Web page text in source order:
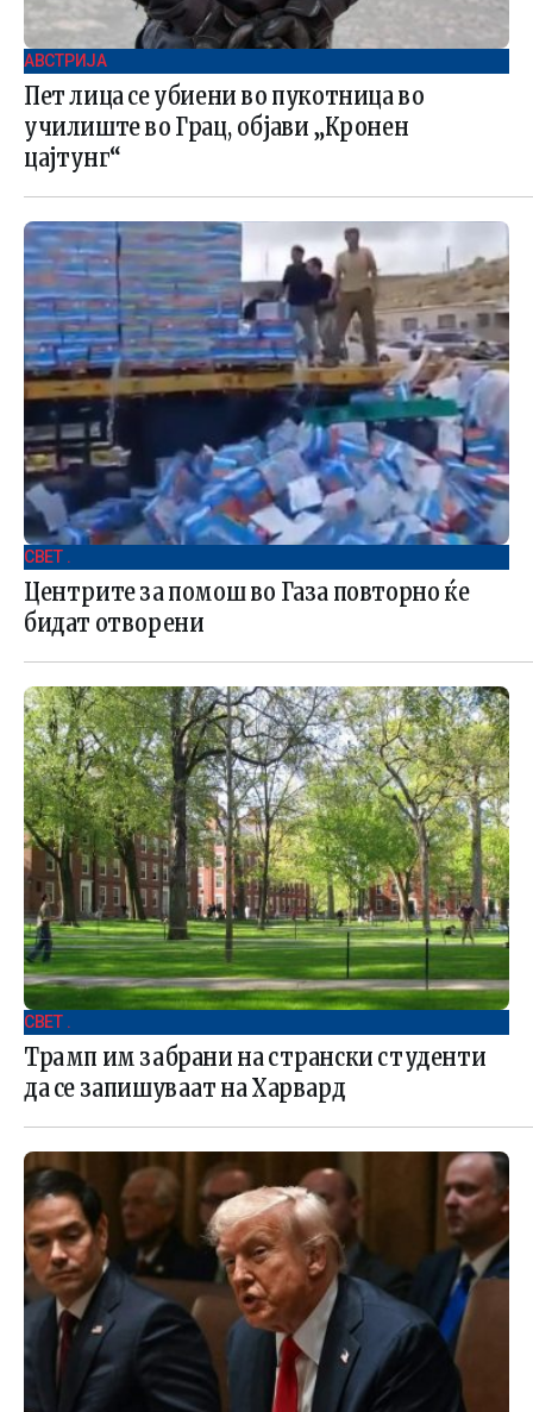
АВСТРИЈА
Пет лица се убиени во пукотница во
училиште во Грац, објави „Кронен
цајтунг“
СВЕТ .
Центрите за помош во Газа повторно ќе
бидат отворени
СВЕТ .
Трамп им забрани на странски студенти
да се запишуваат на Харвард